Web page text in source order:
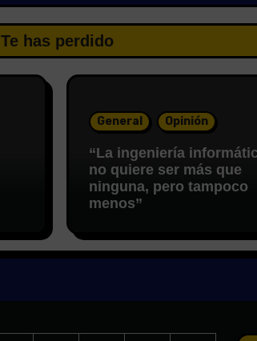
Te has perdido
General Opinión
“La ingeniería
no quiere ser más que
ninguna, pero tampoco
menos”